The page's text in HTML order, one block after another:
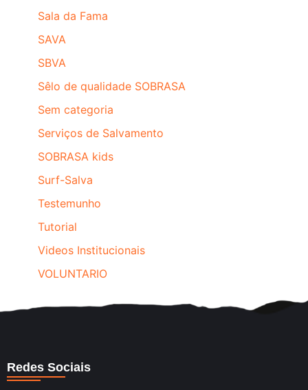
Sala da Fama
SAVA
SBVA
Sêlo de qualidade SOBRASA
Sem categoria
Serviços de Salvamento
SOBRASA kids
Surf-Salva
Testemunho
Tutorial
Videos Institucionais
VOLUNTARIO
Redes Sociais